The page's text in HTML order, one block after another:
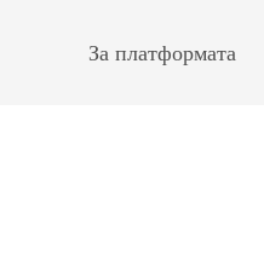
За платформата